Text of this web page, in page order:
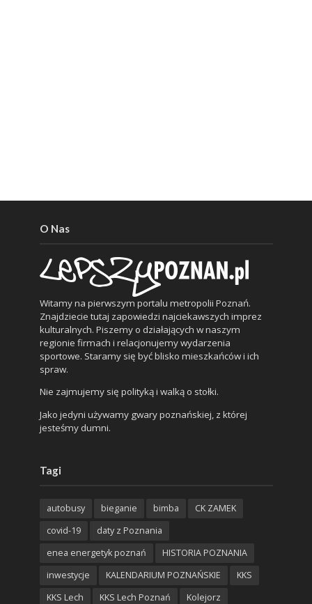
O Nas
Witamy na pierwszym portalu metropolii Poznań.
Znajdziecie tutaj zapowiedzi najciekawszych imprez
kulturalnych. Piszemy o działających w naszym
regionie firmach i relacjonujemy wydarzenia
sportowe. Staramy się być blisko mieszkańców i ich
spraw.
Nie zajmujemy się polityką i walką o stołki.
Jako jedyni używamy gwary poznańskiej, z której
jesteśmy dumni.
Tagi
autobusy bieganie bimba
CK ZAMEK
covid-19
daty z Poznania
enea energetyk poznań
HISTORIA POZNANIA
inwestycje
KALENDARIUM POZNAŃSKIE
KKS
KKS Lech
KKS Lech Poznań
Kolejorz